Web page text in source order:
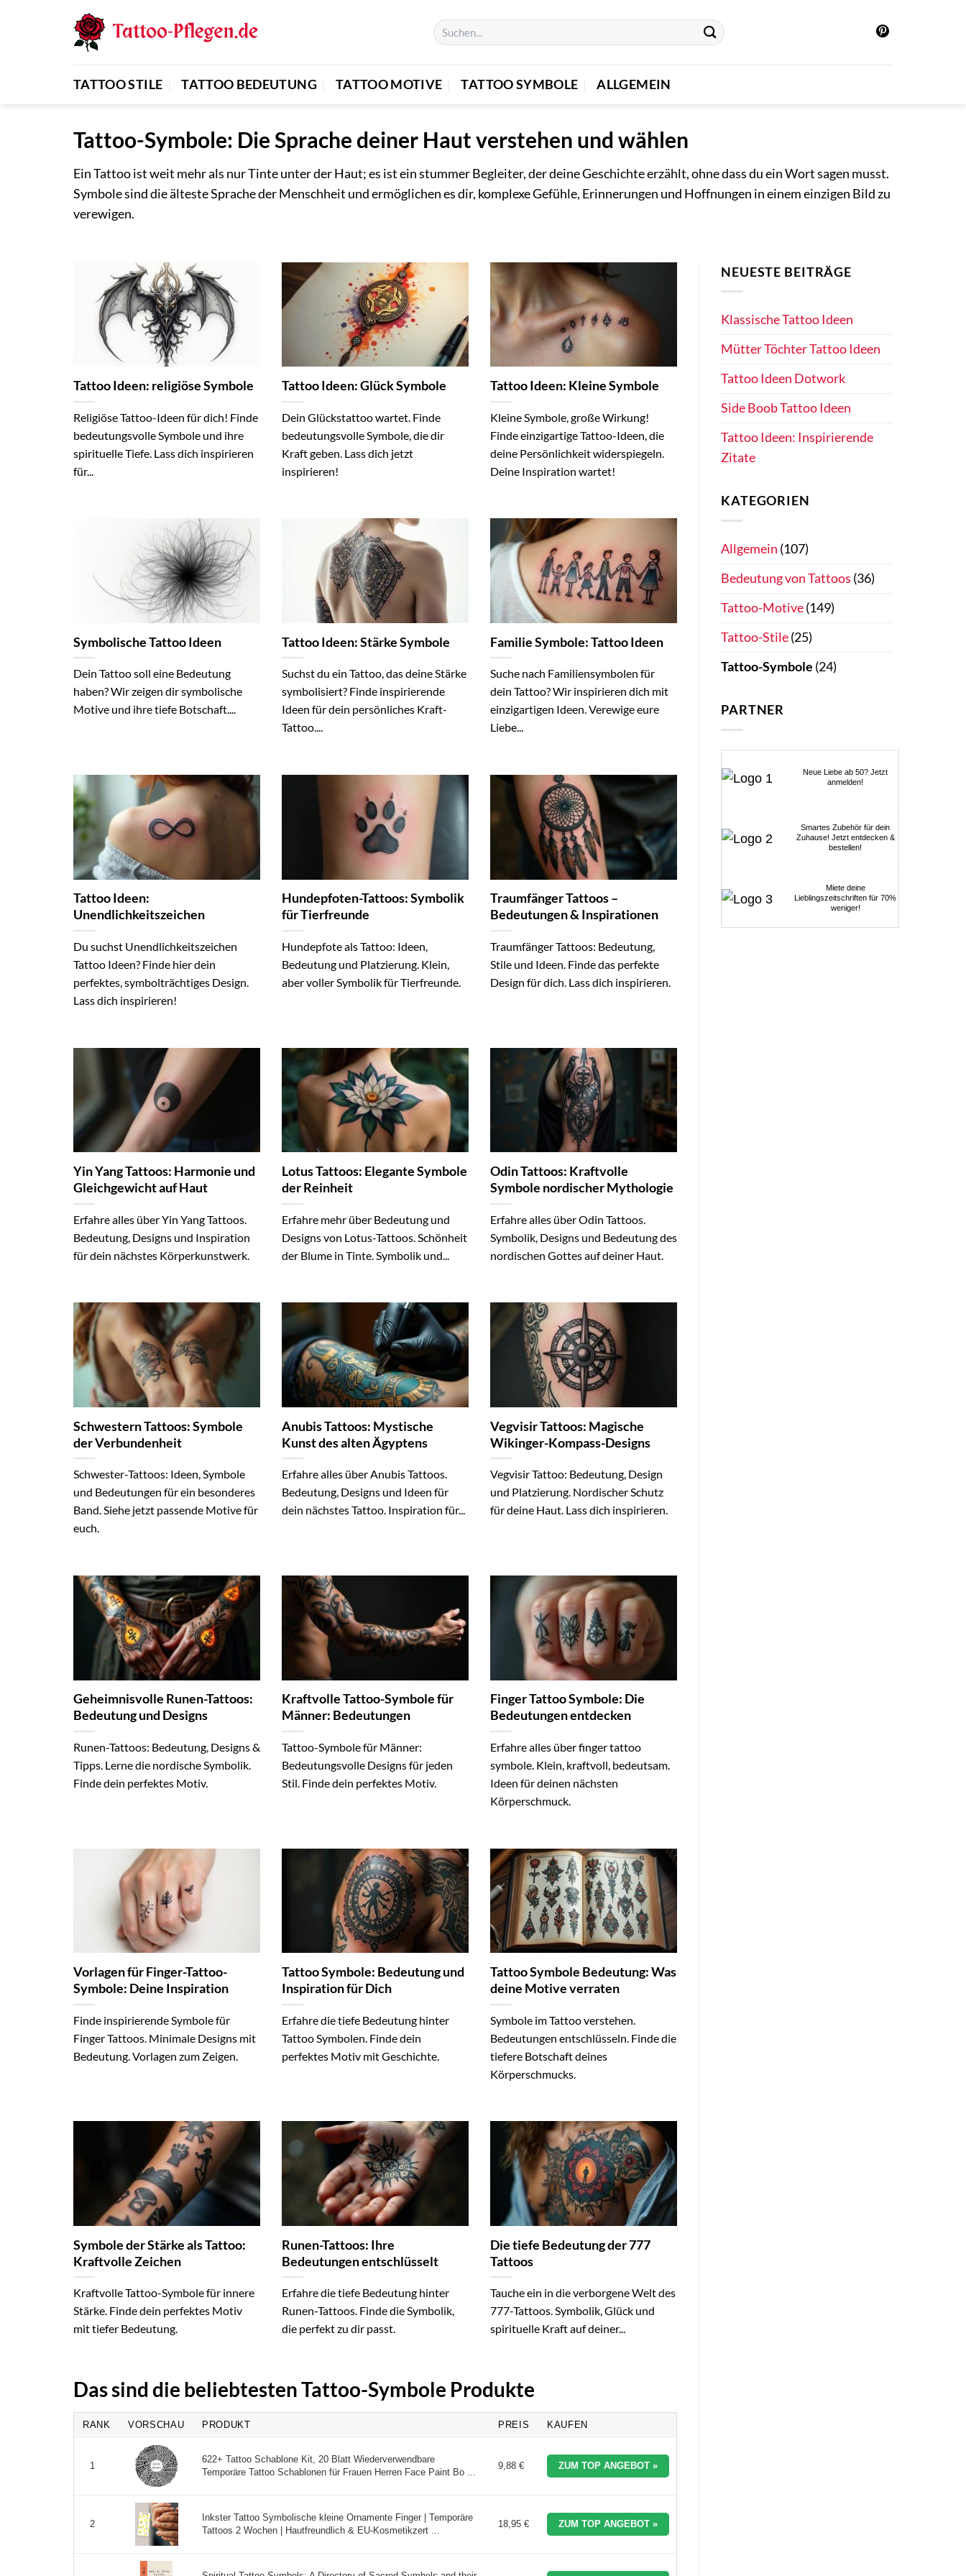
TATTOO STILE TATTOO BEDEUTUNG TATTOO MOTIVE TATTOO SYMBOLE ALLGEMEIN
Tattoo-Symbole: Die Sprache deiner Haut verstehen und wählen
Ein Tattoo ist weit mehr als nur Tinte unter der Haut; es ist ein stummer Begleiter, der deine Geschichte erzählt, ohne dass du ein Wort sagen musst.
Symbole sind die älteste Sprache der Menschheit und ermöglichen es dir, komplexe Gefühle, Erinnerungen und Hoffnungen in einem einzigen Bild zu
verewigen.
Tattoo Ideen: religiöse Symbole
Religiöse Tattoo-Ideen für dich! Finde
bedeutungsvolle Symbole und ihre
spirituelle Tiefe. Lass dich inspirieren
für...
Tattoo Ideen: Glück Symbole
Dein Glückstattoo wartet. Finde
bedeutungsvolle Symbole, die dir
Kraft geben. Lass dich jetzt
inspirieren!
Tattoo Ideen: Kleine Symbole
Kleine Symbole, große Wirkung!
Finde einzigartige Tattoo-Ideen, die
deine Persönlichkeit widerspiegeln.
Deine Inspiration wartet!
Symbolische Tattoo Ideen
Dein Tattoo soll eine Bedeutung
haben? Wir zeigen dir symbolische
Motive und ihre tiefe Botschaft....
Tattoo Ideen: Stärke Symbole
Suchst du ein Tattoo, das deine Stärke
symbolisiert? Finde inspirierende
Ideen für dein persönliches Kraft-
Tattoo....
Familie Symbole: Tattoo Ideen
Suche nach Familiensymbolen für
dein Tattoo? Wir inspirieren dich mit
einzigartigen Ideen. Verewige eure
Liebe...
Tattoo Ideen:
Unendlichkeitszeichen
Du suchst Unendlichkeitszeichen
Tattoo Ideen? Finde hier dein
perfektes, symbolträchtiges Design.
Lass dich inspirieren!
Hundepfoten-Tattoos: Symbolik
für Tierfreunde
Hundepfote als Tattoo: Ideen,
Bedeutung und Platzierung. Klein,
aber voller Symbolik für Tierfreunde.
Traumfänger Tattoos –
Bedeutungen & Inspirationen
Traumfänger Tattoos: Bedeutung,
Stile und Ideen. Finde das perfekte
Design für dich. Lass dich inspirieren.
Yin Yang Tattoos: Harmonie und
Gleichgewicht auf Haut
Erfahre alles über Yin Yang Tattoos.
Bedeutung, Designs und Inspiration
für dein nächstes Körperkunstwerk.
Lotus Tattoos: Elegante Symbole
der Reinheit
Erfahre mehr über Bedeutung und
Designs von Lotus-Tattoos. Schönheit
der Blume in Tinte. Symbolik und...
Odin Tattoos: Kraftvolle
Symbole nordischer Mythologie
Erfahre alles über Odin Tattoos.
Symbolik, Designs und Bedeutung des
nordischen Gottes auf deiner Haut.
Schwestern Tattoos: Symbole
der Verbundenheit
Schwester-Tattoos: Ideen, Symbole
und Bedeutungen für ein besonderes
Band. Siehe jetzt passende Motive für
euch.
Anubis Tattoos: Mystische
Kunst des alten Ägyptens
Erfahre alles über Anubis Tattoos.
Bedeutung, Designs und Ideen für
dein nächstes Tattoo. Inspiration für...
Vegvisir Tattoos: Magische
Wikinger-Kompass-Designs
Vegvisir Tattoo: Bedeutung, Design
und Platzierung. Nordischer Schutz
für deine Haut. Lass dich inspirieren.
Geheimnisvolle Runen-Tattoos:
Bedeutung und Designs
Runen-Tattoos: Bedeutung, Designs &
Tipps. Lerne die nordische Symbolik.
Finde dein perfektes Motiv.
Kraftvolle Tattoo-Symbole für
Männer: Bedeutungen
Tattoo-Symbole für Männer:
Bedeutungsvolle Designs für jeden
Stil. Finde dein perfektes Motiv.
Finger Tattoo Symbole: Die
Bedeutungen entdecken
Erfahre alles über finger tattoo
symbole. Klein, kraftvoll, bedeutsam.
Ideen für deinen nächsten
Körperschmuck.
Vorlagen für Finger-Tattoo-
Symbole: Deine Inspiration
Finde inspirierende Symbole für
Finger Tattoos. Minimale Designs mit
Bedeutung. Vorlagen zum Zeigen.
Tattoo Symbole: Bedeutung und
Inspiration für Dich
Erfahre die tiefe Bedeutung hinter
Tattoo Symbolen. Finde dein
perfektes Motiv mit Geschichte.
Tattoo Symbole Bedeutung: Was
deine Motive verraten
Symbole im Tattoo verstehen.
Bedeutungen entschlüsseln. Finde die
tiefere Botschaft deines
Körperschmucks.
Symbole der Stärke als Tattoo:
Kraftvolle Zeichen
Kraftvolle Tattoo-Symbole für innere
Stärke. Finde dein perfektes Motiv
mit tiefer Bedeutung.
Runen-Tattoos: Ihre
Bedeutungen entschlüsselt
Erfahre die tiefe Bedeutung hinter
Runen-Tattoos. Finde die Symbolik,
die perfekt zu dir passt.
Die tiefe Bedeutung der 777
Tattoos
Tauche ein in die verborgene Welt des
777-Tattoos. Symbolik, Glück und
spirituelle Kraft auf deiner...
Das sind die beliebtesten Tattoo-Symbole Produkte
RANK VORSCHAU PRODUKT PREIS KAUFEN
1
622+ Tattoo Schablone Kit, 20 Blatt Wiederverwendbare
Temporäre Tattoo Schablonen für Frauen Herren Face Paint Bo ...
9,88 € ZUM TOP ANGEBOT »
2
Inkster Tattoo Symbolische kleine Ornamente Finger | Temporäre
Tattoos 2 Wochen | Hautfreundlich & EU-Kosmetikzert ...
18,95 € ZUM TOP ANGEBOT »
NEUESTE BEITRÄGE
Klassische Tattoo Ideen
Mütter Töchter Tattoo Ideen
Tattoo Ideen Dotwork
Side Boob Tattoo Ideen
Tattoo Ideen: Inspirierende
Zitate
KATEGORIEN
Allgemein (107)
Bedeutung von Tattoos (36)
Tattoo-Motive(149)
Tattoo-Stile(25)
Tattoo-Symbole (24)
PARTNER
Neue Liebe ab 50? Jetzt
anmelden!
Smartes Zubehör für dein
Zuhause! Jetzt entdecken &
bestellen!
Miete deine
Lieblingszeitschriften für 70%
weniger!